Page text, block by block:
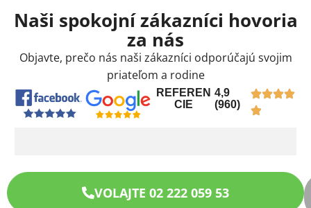
Naši spokojní zákazníci hovoria
za nás
Objavte, prečo nás naši zákazníci odporúčajú svojim
priateľom a rodine
REFEREN
CIE
4,9
(960)
VOLAJTE 02 222 059 53